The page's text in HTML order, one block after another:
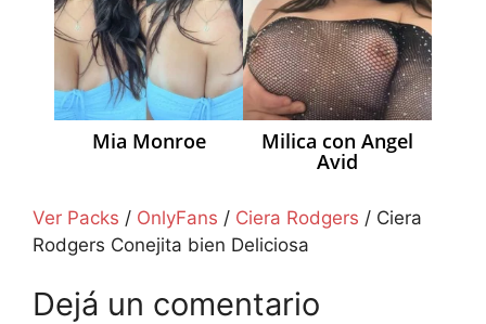
Mia Monroe Milica con Angel
Avid
Ver Packs / OnlyFans / Ciera Rodgers / Ciera
Rodgers Conejita bien Deliciosa
Dejá un comentario